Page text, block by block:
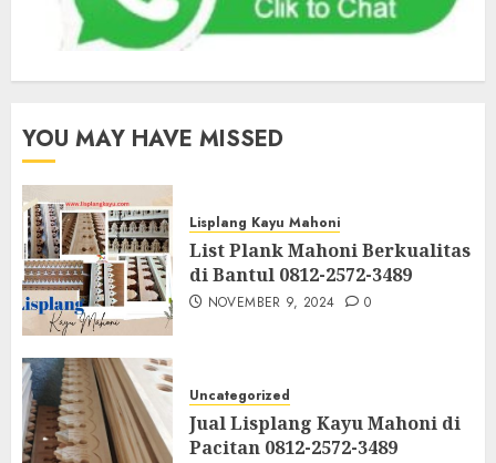
YOU MAY HAVE MISSED
Lisplang Kayu Mahoni
List Plank Mahoni Berkualitas
di Bantul 0812-2572-3489
NOVEMBER 9, 2024 0
Uncategorized
Jual Lisplang Kayu Mahoni di
Pacitan 0812-2572-3489